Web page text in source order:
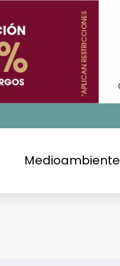
Medioambiente